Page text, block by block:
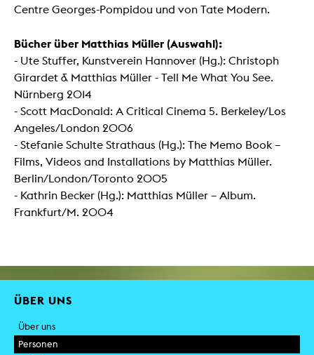
Centre Georges-Pompidou und von Tate Modern.
Bücher über Matthias Müller (Auswahl):
- Ute Stuffer, Kunstverein Hannover (Hg.): Christoph
Girardet & Matthias Müller - Tell Me What You See.
Nürnberg 2014
- Scott MacDonald: A Critical Cinema 5. Berkeley/Los
Angeles/London 2006
- Stefanie Schulte Strathaus (Hg.): The Memo Book –
Films, Videos and Installations by Matthias Müller.
Berlin/London/Toronto 2005
- Kathrin Becker (Hg.): Matthias Müller – Album.
Frankfurt/M. 2004
ÜBER UNS
Über uns
Personen